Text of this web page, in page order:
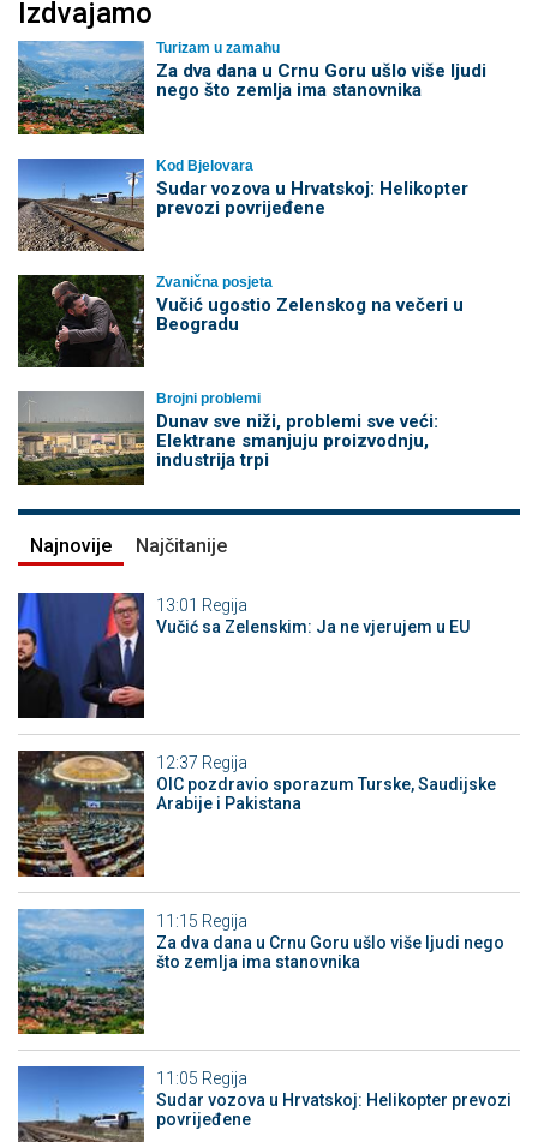
Izdvajamo
Turizam u zamahu
Za dva dana u Crnu Goru ušlo više ljudi
nego što zemlja ima stanovnika
Kod Bjelovara
Sudar vozova u Hrvatskoj: Helikopter
prevozi povrijeđene
Zvanična posjeta
Vučić ugostio Zelenskog na večeri u
Beogradu
Brojni problemi
Dunav sve niži, problemi sve veći:
Elektrane smanjuju proizvodnju,
industrija trpi
Najnovije Najčitanije
13:01 Regija
Vučić sa Zelenskim: Ja ne vjerujem u EU
12:37 Regija
OIC pozdravio sporazum Turske, Saudijske
Arabije i Pakistana
11:15 Regija
Za dva dana u Crnu Goru ušlo više ljudi nego
što zemlja ima stanovnika
11:05 Regija
Sudar vozova u Hrvatskoj: Helikopter prevozi
povrijeđene